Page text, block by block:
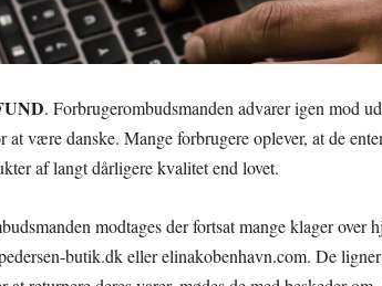
. Forbrugerombudsmanden advarer igen mod
at være danske. Mange forbrugere oplever, at de
af langt dårligere kvalitet end lovet.
modtages der fortsat mange klager over
butik.dk eller elinakobenhavn.com. De